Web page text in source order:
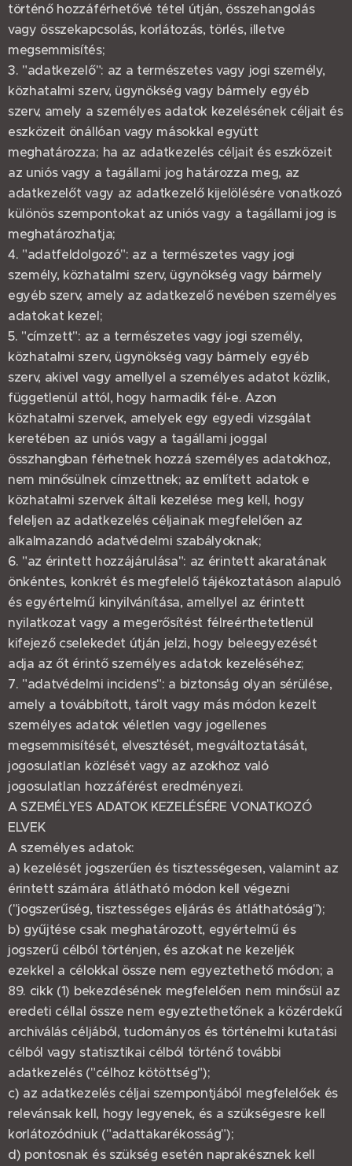
történő hozzáférhetővé tétel útján, összehangolás
vagy összekapcsolás, korlátozás, törlés, illetve
megsemmisítés;
3. "adatkezelő": az a természetes vagy jogi személy,
közhatalmi szerv, ügynökség vagy bármely egyéb
szerv, amely a személyes adatok kezelésének céljait és
eszközeit önállóan vagy másokkal együtt
meghatározza; ha az adatkezelés céljait és eszközeit
az uniós vagy a tagállami jog határozza meg, az
adatkezelőt vagy az adatkezelő kijelölésére vonatkozó
különös szempontokat az uniós vagy a tagállami jog is
meghatározhatja;
4. "adatfeldolgozó": az a természetes vagy jogi
személy, közhatalmi szerv, ügynökség vagy bármely
egyéb szerv, amely az adatkezelő nevében személyes
adatokat kezel;
5. "címzett": az a természetes vagy jogi személy,
közhatalmi szerv, ügynökség vagy bármely egyéb
szerv, akivel vagy amellyel a személyes adatot közlik,
függetlenül attól, hogy harmadik fél-e. Azon
közhatalmi szervek, amelyek egy egyedi vizsgálat
keretében az uniós vagy a tagállami joggal
összhangban férhetnek hozzá személyes adatokhoz,
nem minősülnek címzettnek; az említett adatok e
közhatalmi szervek általi kezelése meg kell, hogy
feleljen az adatkezelés céljainak megfelelően az
alkalmazandó adatvédelmi szabályoknak;
6. "az érintett hozzájárulása": az érintett akaratának
önkéntes, konkrét és megfelelő tájékoztatáson alapuló
és egyértelmű kinyilvánítása, amellyel az érintett
nyilatkozat vagy a megerősítést félreérthetetlenül
kifejező cselekedet útján jelzi, hogy beleegyezését
adja az őt érintő személyes adatok kezeléséhez;
7. "adatvédelmi incidens": a biztonság olyan sérülése,
amely a továbbított, tárolt vagy más módon kezelt
személyes adatok véletlen vagy jogellenes
megsemmisítését, elvesztését, megváltoztatását,
jogosulatlan közlését vagy az azokhoz való
jogosulatlan hozzáférést eredményezi.
A SZEMÉLYES ADATOK KEZELÉSÉRE VONATKOZÓ
ELVEK
A személyes adatok:
a) kezelését jogszerűen és tisztességesen, valamint az
érintett számára átlátható módon kell végezni
("jogszerűség, tisztességes eljárás és átláthatóság");
b) gyűjtése csak meghatározott, egyértelmű és
jogszerű célból történjen, és azokat ne kezeljék
ezekkel a célokkal össze nem egyeztethető módon; a
89. cikk (1) bekezdésének megfelelően nem minősül az
eredeti céllal össze nem egyeztethetőnek a közérdekű
archiválás céljából, tudományos és történelmi kutatási
célból vagy statisztikai célból történő további
adatkezelés ("célhoz kötöttség");
c) az adatkezelés céljai szempontjából megfelelőek és
relevánsak kell, hogy legyenek, és a szükségesre kell
korlátozódniuk ("adattakarékosság");
d) pontosnak és szükség esetén naprakésznek kell